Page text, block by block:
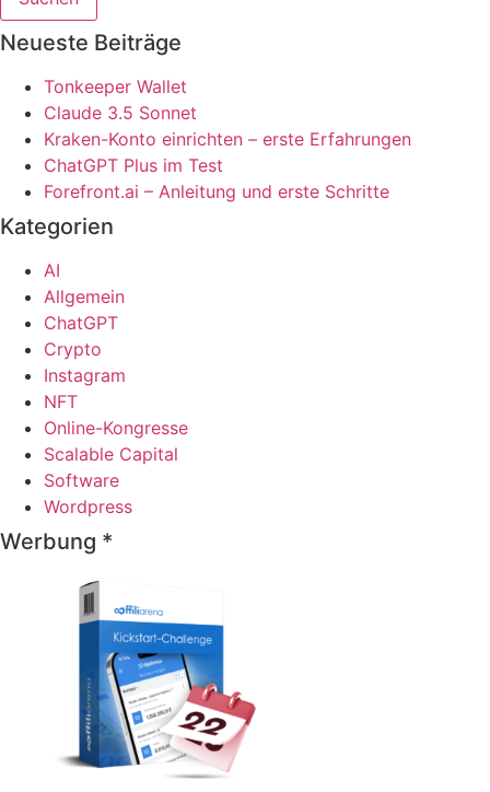
Neueste Beiträge
Tonkeeper Wallet
Claude 3.5 Sonnet
Kraken-Konto einrichten – erste Erfahrungen
ChatGPT Plus im Test
Forefront.ai – Anleitung und erste Schritte
Kategorien
AI
Allgemein
ChatGPT
Crypto
Instagram
NFT
Online-Kongresse
Scalable Capital
Software
Wordpress
Werbung *